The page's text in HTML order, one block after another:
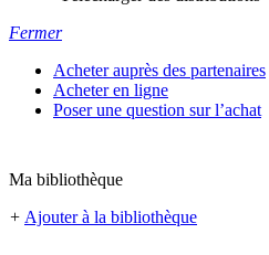
Fermer
Acheter auprès des partenaires
Acheter en ligne
Poser une question sur l’achat
Ma bibliothèque
+ Ajouter à la bibliothèque